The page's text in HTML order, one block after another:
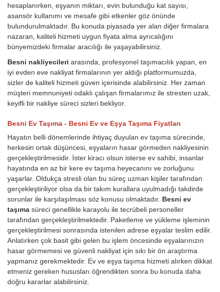
hesaplanırken, eşyanın miktarı, evin bulunduğu kat sayısı,
asansör kullanımı ve mesafe gibi etkenler göz önünde
bulundurulmaktadır. Bu konuda piyasada yer alan diğer firmalara
nazaran, kaliteli hizmeti uygun fiyata alma ayrıcalığını
bünyemizdeki firmalar aracılığı ile yaşayabilirsiniz.
Besni nakliyecileri arasında, profesyonel taşımacılık yapan, en
iyi evden eve nakliyat firmalarının yer aldığı platformumuzda,
sizler de kaliteli hizmeti güven içerisinde alabilirsiniz. Her zaman
müşteri memnuniyeti odaklı çalışan firmalarımız ile stresten uzak,
keyifli bir nakliye süreci sizleri bekliyor.
Besni Ev Taşıma - Besni Ev ve Eşya Taşıma Fiyatları
Hayatın belli dönemlerinde ihtiyaç duyulan ev taşıma sürecinde,
herkesin ortak düşüncesi, eşyaların hasar görmeden nakliyesinin
gerçekleştirilmesidir. İster kiracı olsun isterse ev sahibi, insanlar
hayatında en az bir kere ev taşıma heyecanını ve zorluğunu
yaşarlar. Oldukça stresli olan bu süreç uzman kişiler tarafından
gerçekleştiriliyor olsa da bir takım kurallara uyulmadığı takdirde
sorunlar ile karşılaşılması söz konusu olmaktadır. Besni ev
taşıma süreci genellikle karayolu ile tecrübeli personeller
tarafından gerçekleştirilmektedir. Paketleme ve yükleme işleminin
gerçekleştirilmesi sonrasında istenilen adrese eşyalar teslim edilir.
Anlatırken çok basit gibi gelen bu işlem öncesinde eşyalarınızın
hasar görmemesi ve güvenli nakliyat için sıkı bir ön araştırma
yapmanız gerekmektedir. Ev ve eşya taşıma hizmeti alırken dikkat
etmeniz gereken hususları öğrendikten sonra bu konuda daha
doğru kararlar alabilirsiniz.